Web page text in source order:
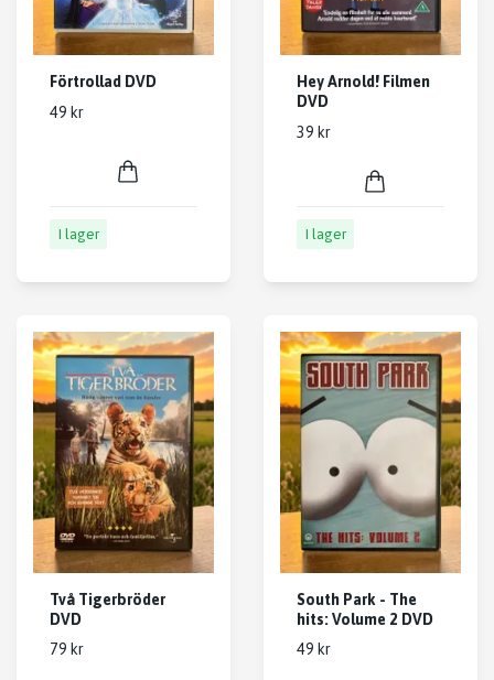
Förtrollad DVD
49 kr
I lager
Hey Arnold! Filmen
DVD
39 kr
I lager
Två Tigerbröder
DVD
79 kr
South Park - The
hits: Volume 2 DVD
49 kr